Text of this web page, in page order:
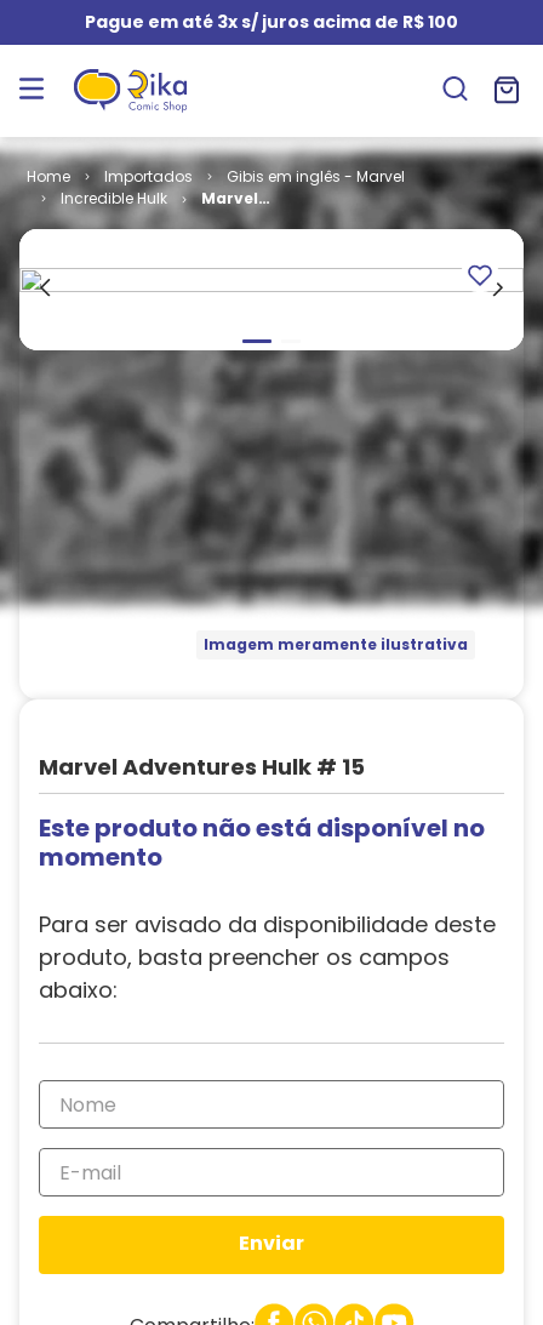
Pague em até 3x s/ juros acima de R$ 100
Importados
Gibis em inglês - Marvel
Incredible Hulk
Marvel
Adventures
Imagem meramente ilustrativa
Marvel Adventures Hulk # 15
Este produto não está disponível no
momento
Para ser avisado da disponibilidade deste
produto, basta preencher os campos
abaixo:
Enviar